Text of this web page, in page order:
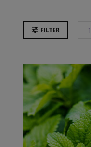
FILTER